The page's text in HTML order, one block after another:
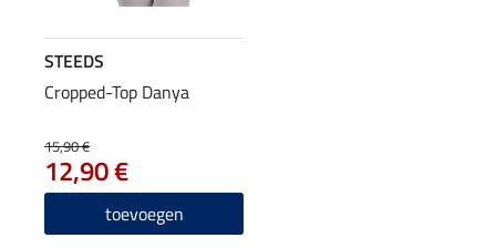
STEEDS
Cropped-Top Danya
15,90 €
12,90 €
toevoegen